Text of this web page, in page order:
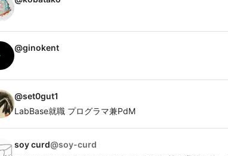
@ginokent
@set0gut1
LabBase就職 プログラマ兼PdM
soy curd@soy-curd